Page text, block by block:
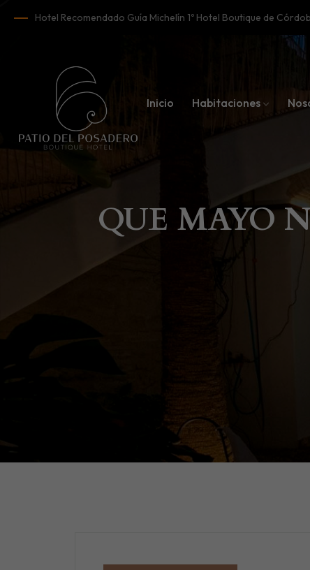
Hotel Recomendado Guía Michelín 1º Hotel Boutique de
Inicio Habitaciones
QUE MAYO